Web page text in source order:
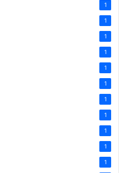
1
1
1
1
1
1
1
1
1
1
1